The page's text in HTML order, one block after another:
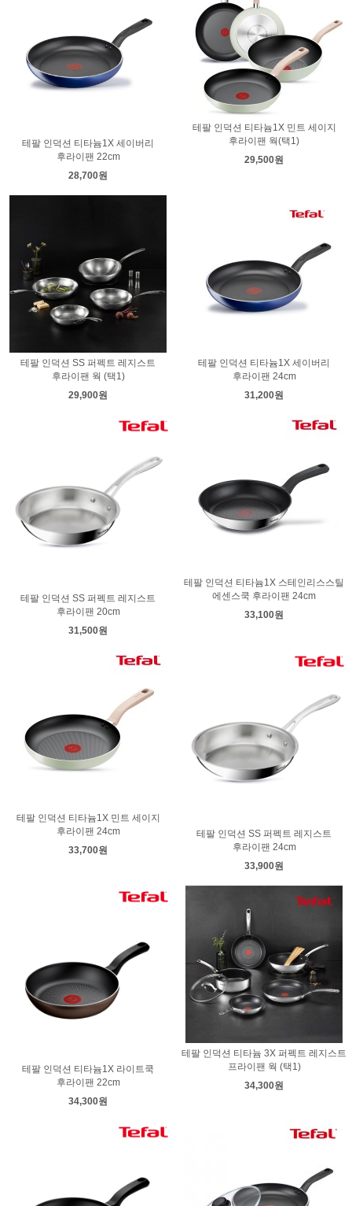
테팔 인덕션 티타늄1X 세이버리
후라이팬 22cm
28,700원
테팔 인덕션 티타늄1X 민트 세이지
후라이팬 웍(택1)
29,500원
테팔 인덕션 SS 퍼펙트 레지스트
후라이팬 웍 (택1)
29,900원
테팔 인덕션 티타늄1X 세이버리
후라이팬 24cm
31,200원
테팔 인덕션 SS 퍼펙트 레지스트
후라이팬 20cm
31,500원
테팔 인덕션 티타늄1X 스테인리스스틸
에센스쿡 후라이팬 24cm
33,100원
테팔 인덕션 티타늄1X 민트 세이지
후라이팬 24cm
33,700원
테팔 인덕션 SS 퍼펙트 레지스트
후라이팬 24cm
33,900원
테팔 인덕션 티타늄1X 라이트쿡
후라이팬 22cm
34,300원
테팔 인덕션 티타늄 3X 퍼펙트 레지스트
프라이팬 웍 (택1)
34,300원